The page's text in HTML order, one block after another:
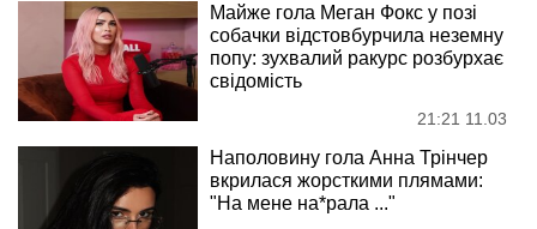
Майже гола Меган Фокс у позі
собачки відстовбурчила неземну
попу: зухвалий ракурс розбурхає
свідомість
21:21 11.03
Наполовину гола Анна Трінчер
вкрилася жорсткими плямами:
"На мене на*рала ..."